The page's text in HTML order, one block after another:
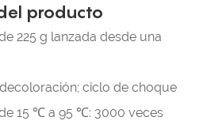
producto
225 g lanzada desde una
ciclo de choque
15 ℃ a 95 ℃: 3000 veces